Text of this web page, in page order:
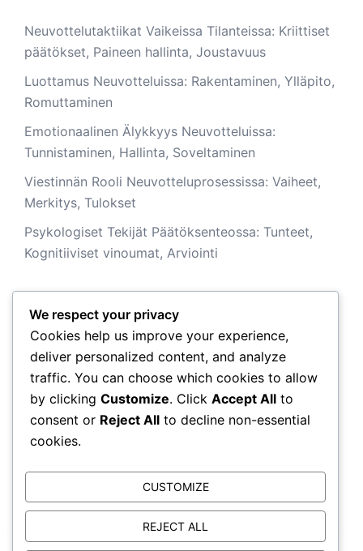
Neuvottelutaktiikat Vaikeissa Tilanteissa: Kriittiset
päätökset, Paineen hallinta, Joustavuus
Luottamus Neuvotteluissa: Rakentaminen, Ylläpito,
Romuttaminen
Emotionaalinen Älykkyys Neuvotteluissa:
Tunnistaminen, Hallinta, Soveltaminen
Viestinnän Rooli Neuvotteluprosessissa: Vaiheet,
Merkitys, Tulokset
Psykologiset Tekijät Päätöksenteossa: Tunteet,
Kognitiiviset vinoumat, Arviointi
Arkisto
February 2026
January 2026
We respect your privacy
Cookies help us improve your experience,
deliver personalized content, and analyze
traffic. You can choose which cookies to allow
by clicking Customize. Click Accept All to
consent or Reject All to decline non-essential
cookies.
CUSTOMIZE
REJECT ALL